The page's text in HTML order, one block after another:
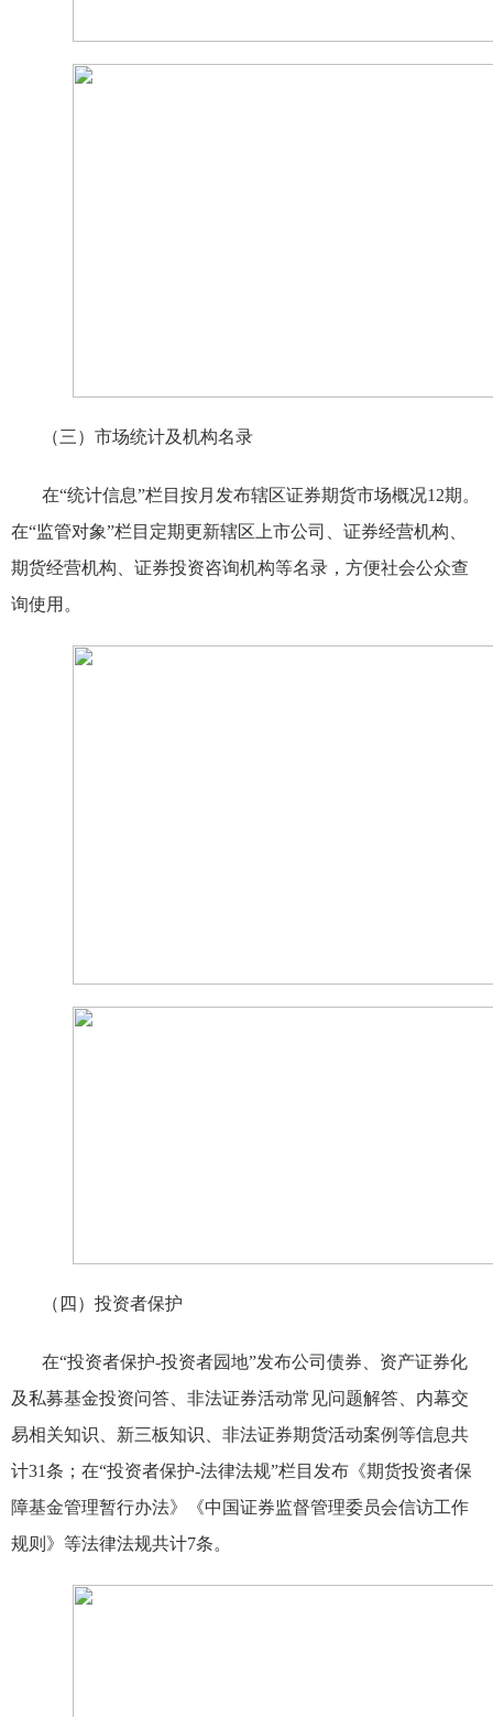
（三）市场统计及机构名录
在“统计信息”栏目按月发布辖区证券期货市场概况12期。
在“监管对象”栏目定期更新辖区上市公司、证券经营机构、
期货经营机构、证券投资咨询机构等名录，方便社会公众查
询使用。
（四）投资者保护
在“投资者保护-投资者园地”发布公司债券、资产证券化
及私募基金投资问答、非法证券活动常见问题解答、内幕交
易相关知识、新三板知识、非法证券期货活动案例等信息共
计31条；在“投资者保护-法律法规”栏目发布《期货投资者保
障基金管理暂行办法》《中国证券监督管理委员会信访工作
规则》等法律法规共计7条。